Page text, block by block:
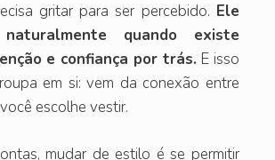
gritar para ser percebido. Ele
quando existe
e confiança por trás. E isso
em si: vem da conexão entre
escolhe vestir.
mudar de estilo é se permitir